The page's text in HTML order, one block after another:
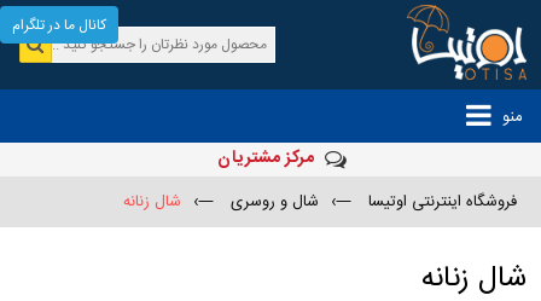
منو
مرکز مشتریان
فروشگاه اینترنتی اوتیسا —› شال و روسری —› شال زنانه
شال زنانه
کانال ما در تلگرام